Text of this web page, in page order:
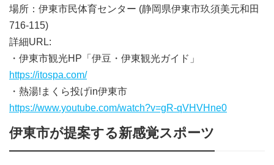
場所：伊東市民体育センター (静岡県伊東市玖須美元和田
716-115)
詳細URL:
・伊東市観光HP「伊豆・伊東観光ガイド」
https://itospa.com/
・熱湯!まくら投げin伊東市
https://www.youtube.com/watch?v=gR-qVHVHne0
伊東市が提案する新感覚スポーツ